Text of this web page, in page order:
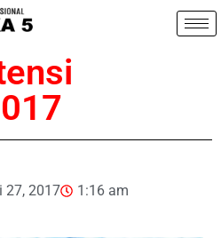
27, 2017 1:16 am